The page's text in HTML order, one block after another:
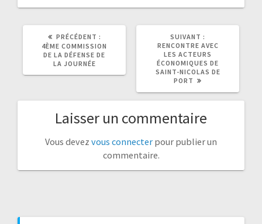
PRÉCÉDENT :
ARTICLE
PRÉCÉDENT
4ÈME COMMISSION
DE LA DÉFENSE DE
LA JOURNÉE
SUIVANT :
ARTICLE
RENCONTRE AVEC
LES ACTEURS
ÉCONOMIQUES DE
SAINT-NICOLAS DE
PORT
Laisser un commentaire
Vous devez vous connecter pour publier un
commentaire.